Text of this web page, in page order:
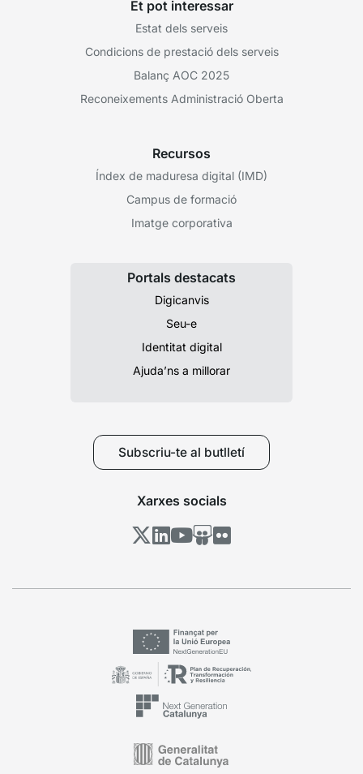
Et pot interessar
Estat dels serveis
Condicions de prestació dels serveis
Balanç AOC 2025
Reconeixements Administració Oberta
Recursos
Índex de maduresa digital (IMD)
Campus de formació
Imatge corporativa
Portals destacats
Digicanvis
Seu-e
Identitat digital
Ajuda’ns a millorar
Subscriu-te al butlletí
Xarxes socials